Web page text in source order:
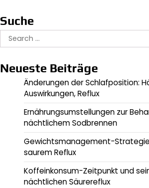
Suche
Search
for:
Neueste Beiträge
Änderungen der Schlafposition:
Auswirkungen, Reflux
Ernährungsumstellungen zur
nächtlichem Sodbrennen
Gewichtsmanagement-
saurem Reflux
Koffeinkonsum-Zeitpunkt und
nächtlichen Säurereflux